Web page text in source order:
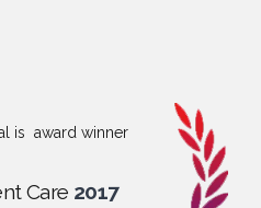
is award winner
Care 2017